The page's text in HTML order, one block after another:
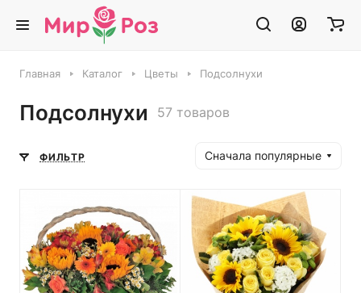
Главная Каталог Цветы Подсолнухи
Подсолнухи 57 товаров
ФИЛЬТР Сначала популярные